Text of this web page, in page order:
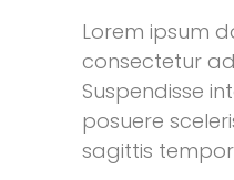
Lorem ipsum
consectetur
Suspendisse
posuere
sagittis